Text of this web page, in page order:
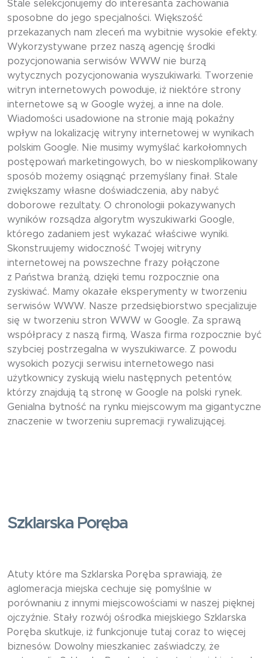
Stale selekcjonujemy do interesanta zachowania
sposobne do jego specjalności. Większość
przekazanych nam zleceń ma wybitnie wysokie efekty.
Wykorzystywane przez naszą agencję środki
pozycjonowania serwisów WWW nie burzą
wytycznych pozycjonowania wyszukiwarki. Tworzenie
witryn internetowych powoduje, iż niektóre strony
internetowe są w Google wyżej, a inne na dole.
Wiadomości usadowione na stronie mają pokaźny
wpływ na lokalizację witryny internetowej w wynikach
polskim Google. Nie musimy wymyślać karkołomnych
postępowań marketingowych, bo w nieskomplikowany
sposób możemy osiągnąć przemyślany finał. Stale
zwiększamy własne doświadczenia, aby nabyć
doborowe rezultaty. O chronologii pokazywanych
wyników rozsądza algorytm wyszukiwarki Google,
którego zadaniem jest wykazać właściwe wyniki.
Skonstruujemy widoczność Twojej witryny
internetowej na powszechne frazy połączone
z Państwa branżą, dzięki temu rozpocznie ona
zyskiwać. Mamy okazałe eksperymenty w tworzeniu
serwisów WWW. Nasze przedsiębiorstwo specjalizuje
się w tworzeniu stron WWW w Google. Za sprawą
współpracy z naszą firmą, Wasza firma rozpocznie być
szybciej postrzegalna w wyszukiwarce. Z powodu
wysokich pozycji serwisu internetowego nasi
użytkownicy zyskują wielu następnych petentów,
którzy znajdują tą stronę w Google na polski rynek.
Genialna bytność na rynku miejscowym ma gigantyczne
znaczenie w tworzeniu supremacji rywalizującej.
Szklarska Poręba
Atuty które ma Szklarska Poręba sprawiają, że
aglomeracja miejska cechuje się pomyślnie w
porównaniu z innymi miejscowościami w naszej pięknej
ojczyźnie. Stały rozwój ośrodka miejskiego Szklarska
Poręba skutkuje, iż funkcjonuje tutaj coraz to więcej
biznesów. Dowolny mieszkaniec zaświadczy, że